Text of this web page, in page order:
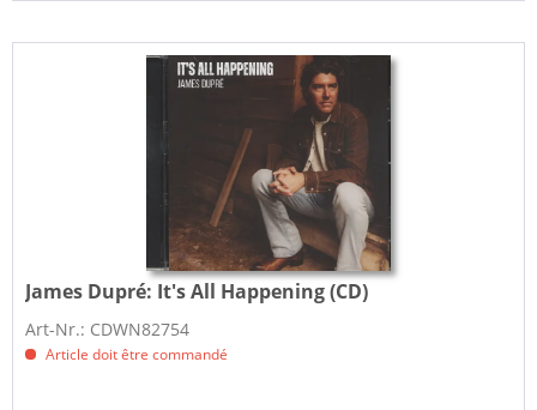
James Dupré: It's All Happening (CD)
Art-Nr.: CDWN82754
Article doit être commandé